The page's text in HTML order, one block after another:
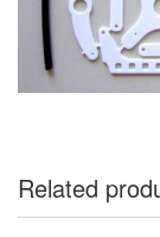
Related